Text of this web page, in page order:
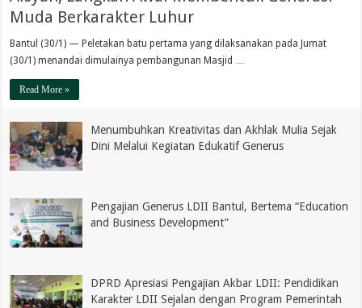
Muda Berkarakter Luhur
Bantul (30/1) — Peletakan batu pertama yang dilaksanakan pada Jumat
(30/1) menandai dimulainya pembangunan Masjid …
Read More »
Menumbuhkan Kreativitas dan Akhlak Mulia Sejak
Dini Melalui Kegiatan Edukatif Generus
Pengajian Generus LDII Bantul, Bertema “Education
and Business Development”
DPRD Apresiasi Pengajian Akbar LDII: Pendidikan
Karakter LDII Sejalan dengan Program Pemerintah